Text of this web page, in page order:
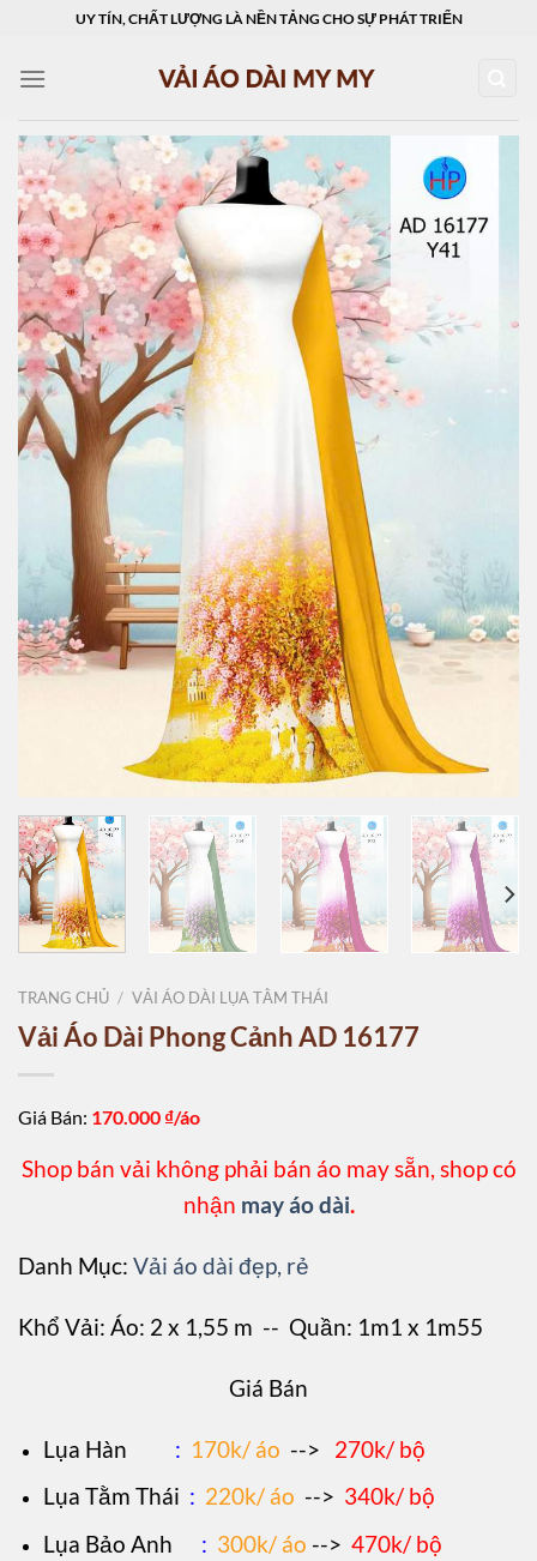
content
UY TÍN, CHẤT LƯỢNG LÀ NỀN TẢNG CHO SỰ PHÁT TRIỂN
TRANG CHỦ / VẢI ÁO DÀI LỤA TẰM THÁI
Vải Áo Dài Phong Cảnh AD 16177
Giá Bán: 170.000 ₫/áo
Shop bán vải không phải bán áo may sẵn, shop có
nhận may áo dài.
Danh Mục: Vải áo dài đẹp, rẻ
Khổ Vải: Áo: 2 x 1,55 m -- Quần: 1m1 x 1m55
Giá Bán
Lụa Hàn : 170k/ áo --> 270k/ bộ
Lụa Tằm Thái : 220k/ áo --> 340k/ bộ
Lụa Bảo Anh
: 300k/ áo --> 470k/ bộ